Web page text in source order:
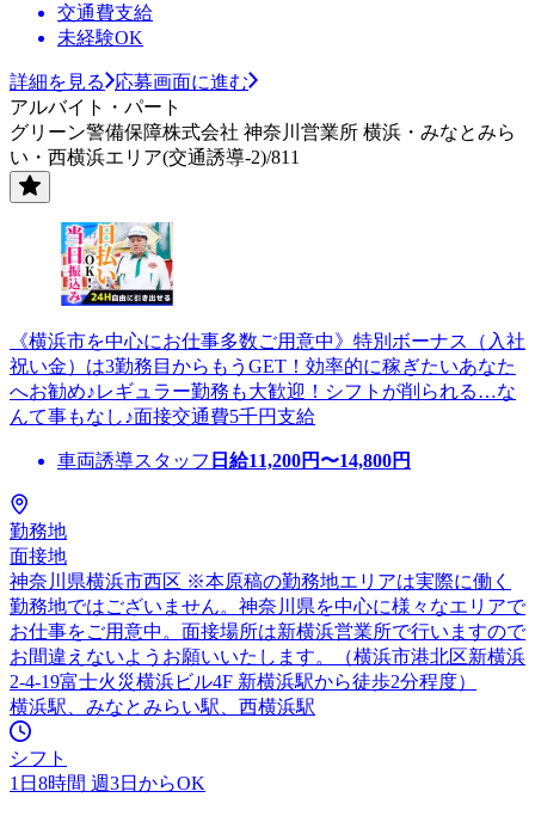
交通費支給
未経験OK
詳細を見る
応募画面に進む
アルバイト・パート
グリーン警備保障株式会社 神奈川営業所 横浜・みなとみら
い・西横浜エリア(交通誘導-2)/811
《横浜市を中心にお仕事多数ご用意中》特別ボーナス（入社
祝い金）は3勤務目からもうGET！効率的に稼ぎたいあなた
へお勧め♪レギュラー勤務も大歓迎！シフトが削られる…な
んて事もなし♪面接交通費5千円支給
車両誘導スタッフ 日給11,200円〜14,800円
勤務地
面接地
神奈川県横浜市西区 ※本原稿の勤務地エリアは実際に働く
勤務地ではございません。神奈川県を中心に様々なエリアで
お仕事をご用意中。面接場所は新横浜営業所で行いますので
お間違えないようお願いいたします。（横浜市港北区新横浜
2-4-19富士火災横浜ビル4F 新横浜駅から徒歩2分程度）
横浜駅、みなとみらい駅、西横浜駅
シフト
1日8時間 週3日からOK